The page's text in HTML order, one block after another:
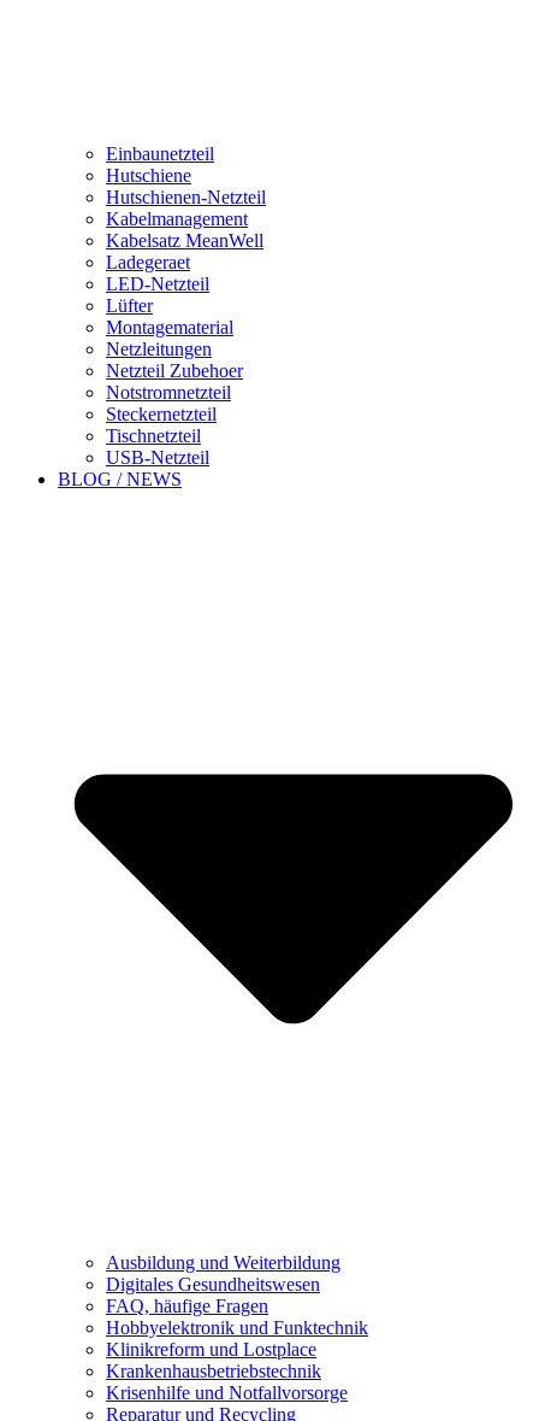
Einbaunetzteil
Hutschiene
Hutschienen-Netzteil
Kabelmanagement
Kabelsatz MeanWell
Ladegeraet
LED-Netzteil
Lüfter
Montagematerial
Netzleitungen
Netzteil Zubehoer
Notstromnetzteil
Steckernetzteil
Tischnetzteil
USB-Netzteil
BLOG / NEWS
Ausbildung und Weiterbildung
Digitales Gesundheitswesen
FAQ, häufige Fragen
Hobbyelektronik und Funktechnik
Klinikreform und Lostplace
Krankenhausbetriebstechnik
Krisenhilfe und Notfallvorsorge
Reparatur und Recycling